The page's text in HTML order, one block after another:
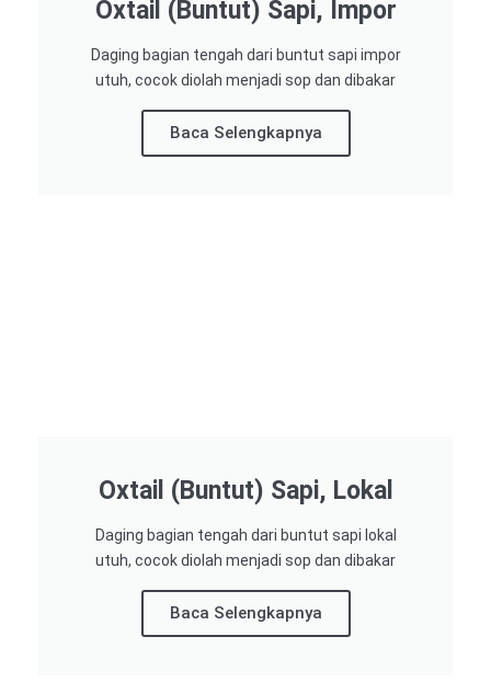
Oxtail (Buntut) Sapi, Impor
Daging bagian tengah dari buntut sapi impor
utuh, cocok diolah menjadi sop dan dibakar
Baca Selengkapnya
Oxtail (Buntut) Sapi, Lokal
Daging bagian tengah dari buntut sapi lokal
utuh, cocok diolah menjadi sop dan dibakar
Baca Selengkapnya